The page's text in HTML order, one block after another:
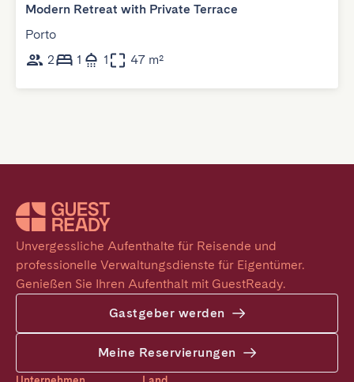
Modern Retreat with Private Terrace
Porto
2
1 1 47 m²
Unvergessliche Aufenthalte für Reisende und
professionelle Verwaltungsdienste für Eigentümer.
Genießen Sie Ihren Aufenthalt mit GuestReady.
Gastgeber werden
Meine Reservierungen